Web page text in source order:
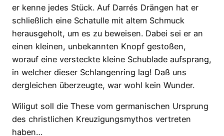
er kenne jedes Stück. Auf Darrés Drängen hat er
schließlich eine Schatulle mit altem Schmuck
herausgeholt, um es zu beweisen. Dabei sei er an
einen kleinen, unbekannten Knopf gestoßen,
worauf eine versteckte kleine Schublade aufsprang,
in welcher dieser Schlangenring lag! Daß uns
dergleichen überzeugte, war wohl kein Wunder.
Wiligut soll die These vom germanischen Ursprung
des christlichen Kreuzigungsmythos vertreten
haben…